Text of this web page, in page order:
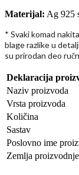
Materijal: Ag 925
* Svaki komad
blage razlike u
su prirodan deo ruč
Deklaracija
Naziv proizvoda
Vrsta proizvoda
Količina
Sastav
Poslovno ime
Zemlja proizvodnje